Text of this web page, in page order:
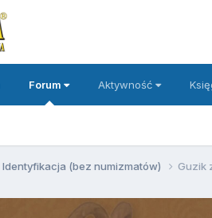
Forum Aktywność
Identyfikacja (bez numizmatów) Guzik